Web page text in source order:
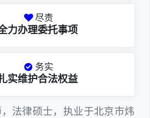
尽责
力办理委托事项
务实
实维护合法权益
法律硕士，执业于北京市炜